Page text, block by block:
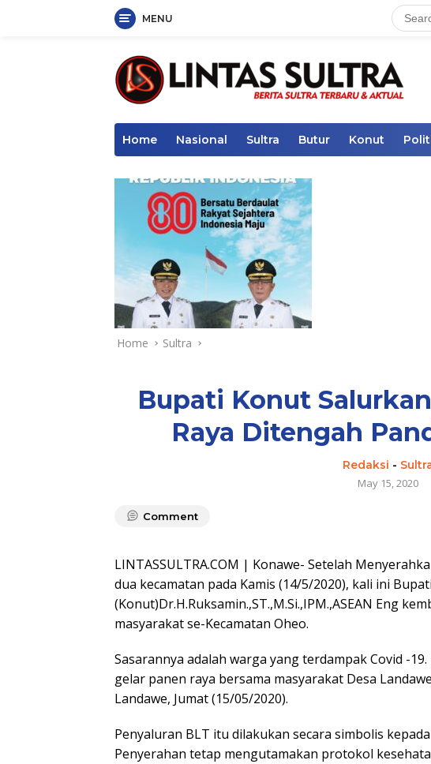
MENU
Home Nasional Sultra Butur Konut
Home Sultra
Bupati Konut
Raya Ditengah
Redaksi -
May 15, 2020
Comment
LINTASSULTRA.COM | Konawe- Setelah
dua kecamatan pada Kamis (14/5/2020), kali ini
(Konut)Dr.H.Ruksamin.,ST.,M.Si.,IPM.,ASEAN Eng
masyarakat se-Kecamatan Oheo.
Sasarannya adalah warga yang terdampak Covid -
gelar panen raya bersama masyarakat Desa
Landawe, Jumat (15/05/2020).
Penyaluran BLT itu dilakukan secara simbolis
Penyerahan tetap mengutamakan protokol